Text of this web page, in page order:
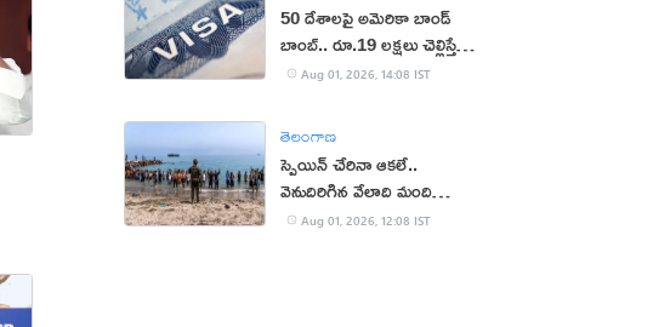
50 దేశాలపై అమెరికా బాండ్
బాంబ్.. రూ.19 లక్షలు చెల్లిస్తేనే
వీసా!Aug 01, 2026, 14:08 IST
తెలంగాణ
స్పెయిన్ చేరినా ఆకలే..
వెనుదిరిగిన వేలాది మంది
వలసదారులు
Aug 01, 2026, 12:08 IST